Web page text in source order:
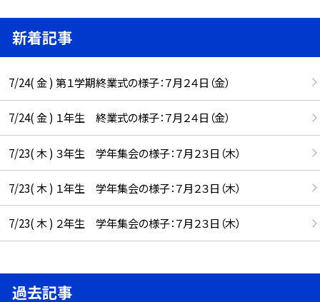
新着記事
7/24( 金 ) 第１学期終業式の様子：７月２４日（金）
7/24( 金 ) １年生 終業式の様子：７月２４日（金）
7/23( 木 ) ３年生 学年集会の様子：７月２３日（木）
7/23( 木 ) １年生 学年集会の様子：７月２３日（木）
7/23( 木 ) ２年生 学年集会の様子：７月２３日（木）
過去記事